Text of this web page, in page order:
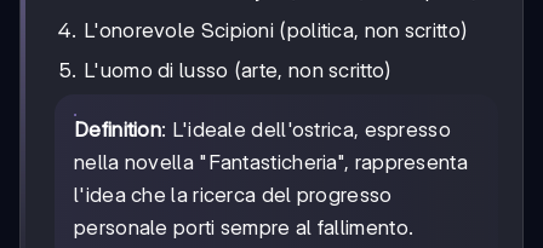
L'onorevole Scipioni (politica, non scritto)
L'uomo di lusso (arte, non scritto)
Definition: L'ideale dell'ostrica, espresso
nella novella "Fantasticheria", rappresenta
l'idea che la ricerca del progresso
personale porti sempre al fallimento.